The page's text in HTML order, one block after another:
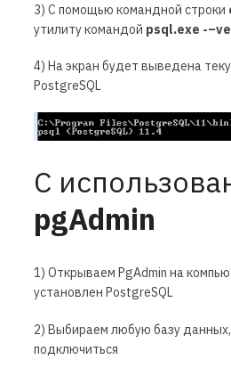
3) С помощью командной строки
утилиту командой psql.exe -–
4) На экран будет выведена
PostgreSQL
С
pgAdmin
1) Открываем PgAdmin на
установлен PostgreSQL
2) Выбираем любую базу
подключиться